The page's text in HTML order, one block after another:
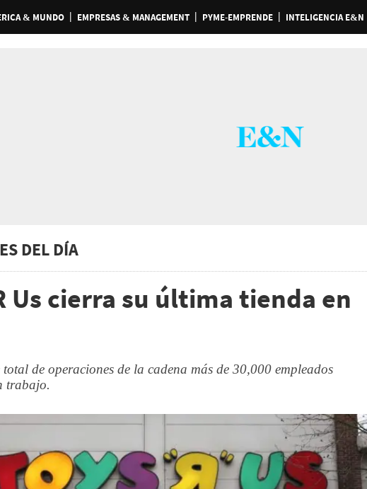
& MUNDO EMPRESAS & MANAGEMENT PYME-EMPRENDE INTELIGENCIA E&N
DEL DÍA
Us cierra su última tienda en
de operaciones de la cadena más de 30,000 empleados
trabajo.